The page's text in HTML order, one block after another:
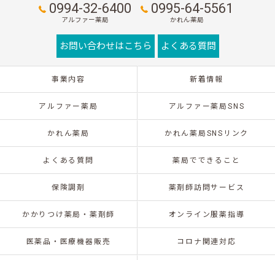
0994-32-6400
アルファー薬局
0995-64-5561
かれん薬局
お問い合わせはこちら よくある質問
事業内容 新着情報
アルファー薬局 アルファー薬局SNS
かれん薬局 かれん薬局SNSリンク
よくある質問 薬局でできること
保険調剤 薬剤師訪問サービス
かかりつけ薬局・薬剤師 オンライン服薬指導
医薬品・医療機器販売 コロナ関連対応